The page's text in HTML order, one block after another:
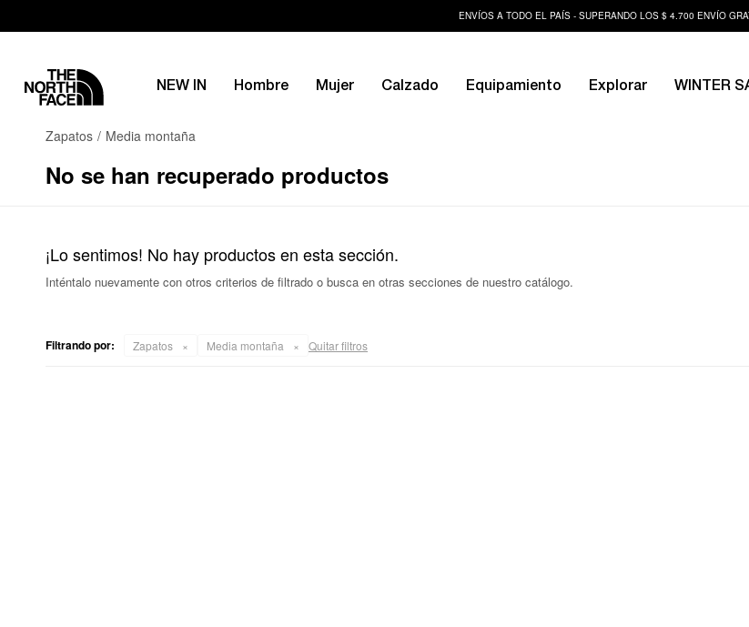
ENVÍOS A TODO EL PAÍS - SUPERANDO LOS $ 4.700 ENVÍO
NEW IN Hombre Mujer Calzado Equipamiento Explorar WINTER
Zapatos Media montaña
No se han recuperado productos
¡Lo sentimos! No hay productos en esta sección.
Inténtalo nuevamente con otros criterios de filtrado o busca en otras secciones de nuestro catálogo.
Filtrando por: Zapatos Media montaña Quitar filtros